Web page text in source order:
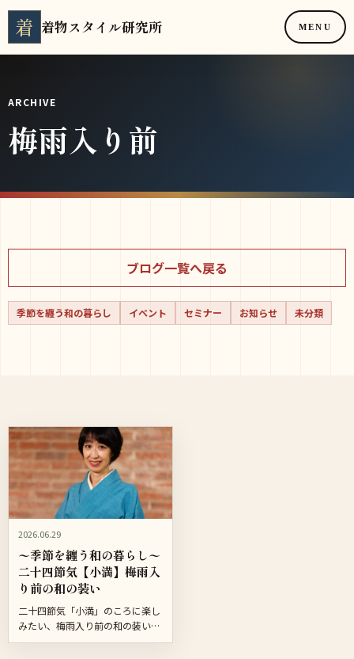
着 着物スタイル研究所 MENU
ARCHIVE
梅雨入り前
ブログ一覧へ戻る
季節を纏う和の暮らし イベント セミナー お知らせ 未分類
2026.06.29
〜季節を纏う和の暮らし〜
二十四節気【小満】梅雨入
り前の和の装い
二十四節気「小満」のころに楽し
みたい、梅雨入り前の和の装い。
季節の空気、色、素材感を文章で